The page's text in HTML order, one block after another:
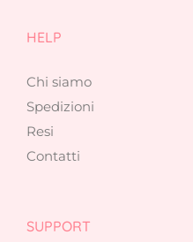
HELP
Chi siamo
Spedizioni
Resi
Contatti
SUPPORT